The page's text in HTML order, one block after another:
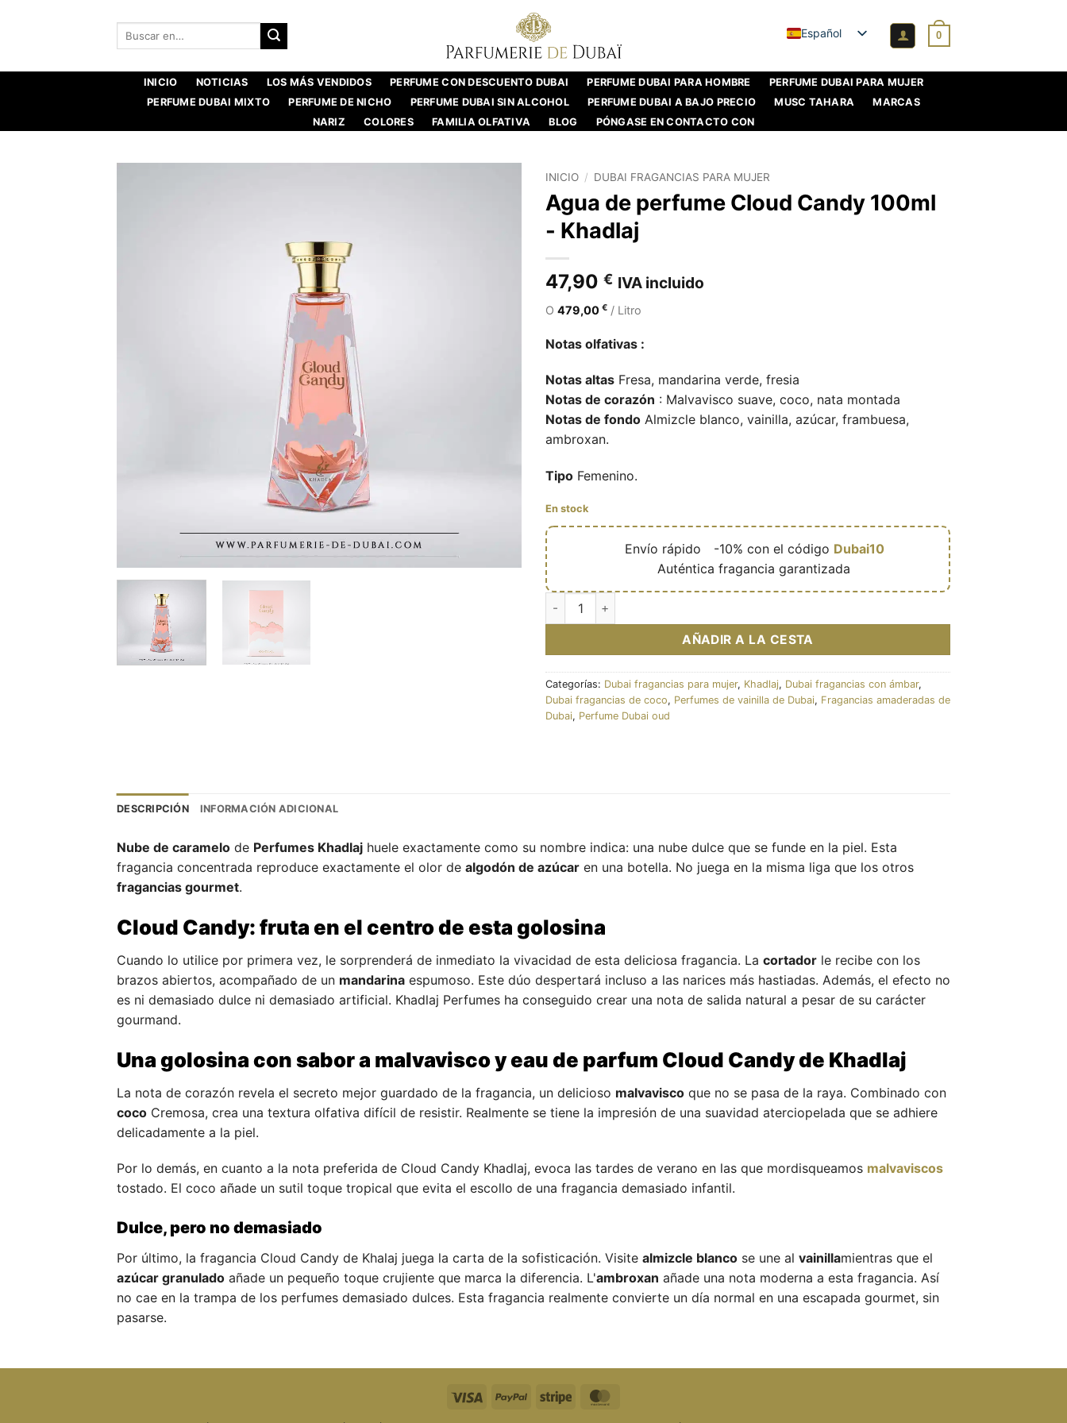
Buscar: Español 0
INICIO NOTICIAS LOS MÁS VENDIDOS PERFUME CON DESCUENTO DUBAI PERFUME DUBAI PARA HOMBRE
PERFUME DUBAI PARA MUJER
PERFUME DUBAI MIXTO
PERFUME DE NICHO PERFUME DUBAI SIN ALCOHOL PERFUME DUBAI A BAJO PRECIO MUSC TAHARA
MARCAS
NARIZ
COLORES FAMILIA OLFATIVA BLOG PÓNGASE EN CONTACTO CON
INICIO / DUBAI FRAGANCIAS PARA MUJER
Agua de perfume Cloud Candy 100ml
- Khadlaj
47,90 € IVA incluido
O 479,00 € / Litro
Notas olfativas :
Notas altas Fresa, mandarina verde, fresia
Notas de corazón : Malvavisco suave, coco, nata montada
Notas de fondo Almizcle blanco, vainilla, azúcar, frambuesa,
ambroxan.
Tipo Femenino.
En stock
Envío rápido -10% con el código Dubai10
Auténtica fragancia garantizada
Eau de parfum Cloud Candy 100ml - Khadlaj cantidad
AÑADIR A LA CESTA
Categorías: Dubai fragancias para mujer, Khadlaj, Dubai fragancias con ámbar,
Dubai fragancias de coco, Perfumes de vainilla de Dubai, Fragancias amaderadas de
Dubai, Perfume Dubai oud
DESCRIPCIÓN INFORMACIÓN ADICIONAL
Nube de caramelo de Perfumes Khadlaj huele exactamente como su nombre indica: una nube dulce que se funde en la piel. Esta
fragancia concentrada reproduce exactamente el olor de algodón de azúcar en una botella. No juega en la misma liga que los otros
fragancias gourmet.
Cloud Candy: fruta en el centro de esta golosina
Cuando lo utilice por primera vez, le sorprenderá de inmediato la vivacidad de esta deliciosa fragancia. La cortador le recibe con los
brazos abiertos, acompañado de un mandarina espumoso. Este dúo despertará incluso a las narices más hastiadas. Además, el efecto no
es ni demasiado dulce ni demasiado artificial. Khadlaj Perfumes ha conseguido crear una nota de salida natural a pesar de su carácter
gourmand.
Una golosina con sabor a malvavisco y eau de parfum Cloud Candy de Khadlaj
La nota de corazón revela el secreto mejor guardado de la fragancia, un delicioso malvavisco que no se pasa de la raya. Combinado con
coco Cremosa, crea una textura olfativa difícil de resistir. Realmente se tiene la impresión de una suavidad aterciopelada que se adhiere
delicadamente a la piel.
Por lo demás, en cuanto a la nota preferida de Cloud Candy Khadlaj, evoca las tardes de verano en las que mordisqueamos malvaviscos
tostado. El coco añade un sutil toque tropical que evita el escollo de una fragancia demasiado infantil.
Dulce, pero no demasiado
Por último, la fragancia Cloud Candy de Khalaj juega la carta de la sofisticación. Visite almizcle blanco se une al vainillamientras que el
azúcar granulado añade un pequeño toque crujiente que marca la diferencia. L'ambroxan añade una nota moderna a esta fragancia. Así
no cae en la trampa de los perfumes demasiado dulces. Esta fragancia realmente convierte un día normal en una escapada gourmet, sin
pasarse.
Visa PayPal Raya